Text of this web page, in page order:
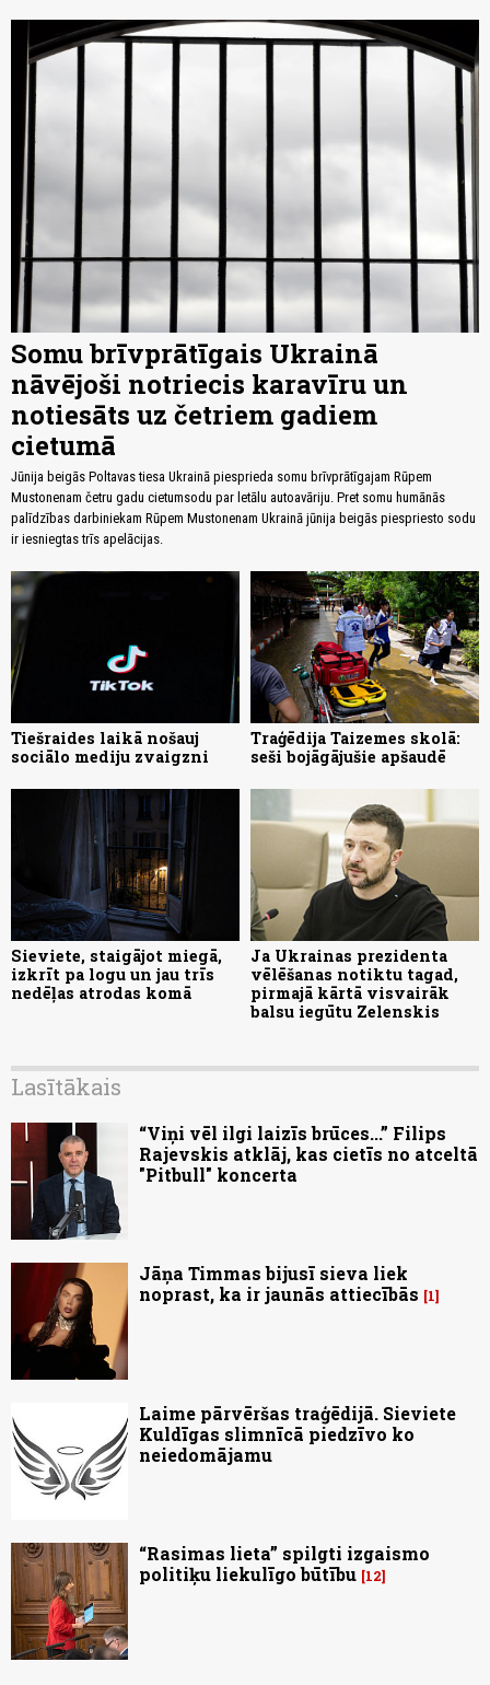
Somu brīvprātīgais Ukrainā
nāvējoši notriecis karavīru un
notiesāts uz četriem gadiem
cietumā
Jūnija beigās Poltavas tiesa Ukrainā piesprieda somu brīvprātīgajam Rūpem
Mustonenam četru gadu cietumsodu par letālu autoavāriju. Pret somu humānās
palīdzības darbiniekam Rūpem Mustonenam Ukrainā jūnija beigās piespriesto sodu
ir iesniegtas trīs apelācijas.
Tiešraides laikā nošauj
sociālo mediju zvaigzni
Traģēdija Taizemes skolā:
seši bojāgājušie apšaudē
Sieviete, staigājot miegā,
izkrīt pa logu un jau trīs
nedēļas atrodas komā
Ja Ukrainas prezidenta
vēlēšanas notiktu tagad,
pirmajā kārtā visvairāk
balsu iegūtu Zelenskis
Lasītākais
“Viņi vēl ilgi laizīs brūces...” Filips
Rajevskis atklāj, kas cietīs no atceltā
"Pitbull" koncerta
Jāņa Timmas bijusī sieva liek
noprast, ka ir jaunās attiecībās
1
Laime pārvēršas traģēdijā. Sieviete
Kuldīgas slimnīcā piedzīvo ko
neiedomājamu
“Rasimas lieta” spilgti izgaismo
politiķu liekulīgo būtību 12